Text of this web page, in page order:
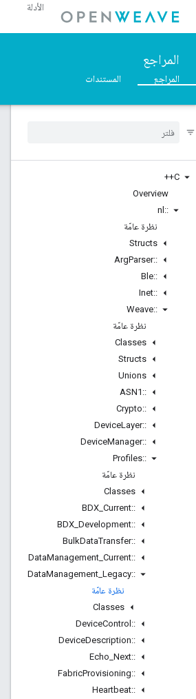
الأدلة
المراجع
المراجع المستندات
C++
Overview
::
nl
نظرة عامّة
Structs
::
ArgParser
::
Ble
::
Inet
::
Weave
نظرة عامّة
Classes
Structs
Unions
::
ASN1
::
Crypto
::
DeviceLayer
::
DeviceManager
::
Profiles
نظرة عامّة
Classes
::
BDX Current
::
BDX Development
::
BulkDataTransfer
::
DataManagement Current
::
DataManagement Legacy
نظرة عامّة
Classes
::
DeviceControl
::
DeviceDescription
::
Echo Next
::
FabricProvisioning
::
Heartbeat